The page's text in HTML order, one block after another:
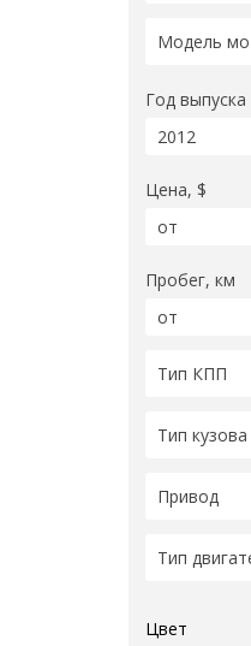
Год выпуска
Цена, $
Пробег, км
Цвет